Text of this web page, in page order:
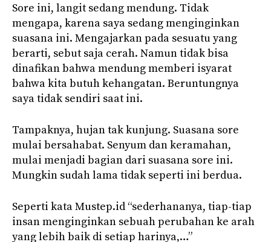
Sore ini, langit sedang mendung. Tidak
mengapa, karena saya sedang menginginkan
suasana ini. Mengajarkan pada sesuatu yang
berarti, sebut saja cerah. Namun tidak bisa
dinafikan bahwa mendung memberi isyarat
bahwa kita butuh kehangatan. Beruntungnya
saya tidak sendiri saat ini.
Tampaknya, hujan tak kunjung. Suasana sore
mulai bersahabat. Senyum dan keramahan,
mulai menjadi bagian dari suasana sore ini.
Mungkin sudah lama tidak seperti ini berdua.
Seperti kata Mustep.id “sederhananya, tiap-tiap
insan menginginkan sebuah perubahan ke arah
yang lebih baik di setiap harinya,…”